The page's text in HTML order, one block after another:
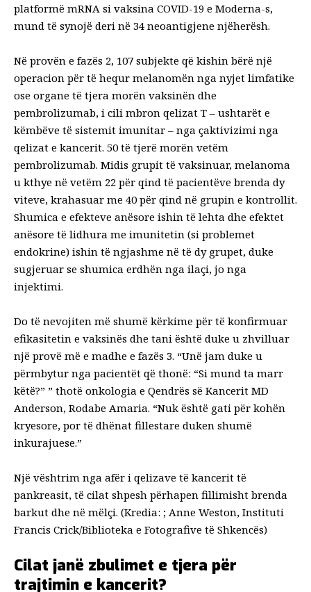
platformë mRNA si vaksina COVID-19 e Moderna-s,
mund të synojë deri në 34 neoantigjene njëherësh.
Në provën e fazës 2, 107 subjekte që kishin bërë një
operacion për të hequr melanomën nga nyjet limfatike
ose organe të tjera morën vaksinën dhe
pembrolizumab, i cili mbron qelizat T – ushtarët e
këmbëve të sistemit imunitar – nga çaktivizimi nga
qelizat e kancerit. 50 të tjerë morën vetëm
pembrolizumab. Midis grupit të vaksinuar, melanoma
u kthye në vetëm 22 për qind të pacientëve brenda dy
viteve, krahasuar me 40 për qind në grupin e kontrollit.
Shumica e efekteve anësore ishin të lehta dhe efektet
anësore të lidhura me imunitetin (si problemet
endokrine) ishin të ngjashme në të dy grupet, duke
sugjeruar se shumica erdhën nga ilaçi, jo nga
injektimi.
Do të nevojiten më shumë kërkime për të konfirmuar
efikasitetin e vaksinës dhe tani është duke u zhvilluar
një provë më e madhe e fazës 3. “Unë jam duke u
përmbytur nga pacientët që thonë: “Si mund ta marr
këtë?” ” thotë onkologia e Qendrës së Kancerit MD
Anderson, Rodabe Amaria. “Nuk është gati për kohën
kryesore, por të dhënat fillestare duken shumë
inkurajuese.”
Një vështrim nga afër i qelizave të kancerit të
pankreasit, të cilat shpesh përhapen fillimisht brenda
barkut dhe në mëlçi. (Kredia: ; Anne Weston, Instituti
Francis Crick/Biblioteka e Fotografive të Shkencës)
Cilat janë zbulimet e tjera për
trajtimin e kancerit?